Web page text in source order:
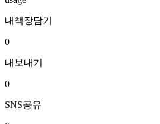
내책장담기
0
내보내기
0
SNS공유